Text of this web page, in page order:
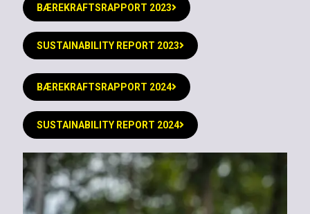
BÆREKRAFTSRAPPORT 2023
SUSTAINABILITY REPORT 2023
BÆREKRAFTSRAPPORT 2024
SUSTAINABILITY REPORT 2024